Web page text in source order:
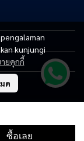
ซื้อเลย
kunjungi
ยคุกกี้
ด
by MWE